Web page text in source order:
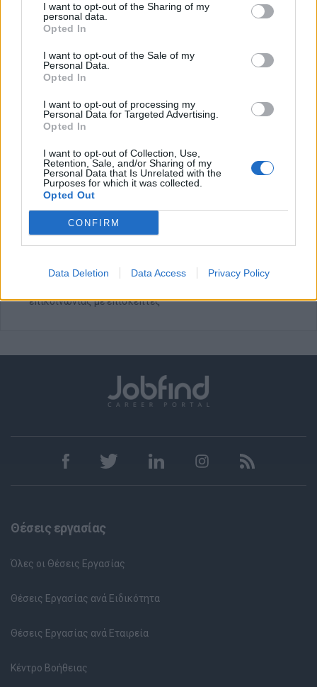
I want to opt-out of the Sharing of my
personal data.
Opted In
I want to opt-out of the Sale of my
Personal Data.
Opted In
I want to opt-out of processing my
Personal Data for Targeted Advertising.
Opted In
I want to opt-out of Collection, Use,
Retention, Sale, and/or Sharing of my
Personal Data that Is Unrelated with the
Purposes for which it was collected.
Opted Out
CONFIRM
Data Deletion Data Access Privacy Policy
Γνώση PMS, channel manager ή βασικών συστημάτων
κρατήσεων
Εμπειρία σε luxury ή small boutique hotels
Γνώση της Ζακύνθου ή εμπειρία σε νησιωτικό προορισμό
Δίπλωμα οδήγησης (θα εκτιμηθεί)
Ανταγωνιστικό πακέτο αποδοχών
Διαμονή κατά την περίοδο απασχόλησης στη Ζάκυνθο
Εκπαίδευση και καθοδήγηση σε περιβάλλον boutique
φιλοξενίας
Οργανωμένο και επαγγελματικό περιβάλλον εργασίας
Προοπτική εξέλιξης και συνέχισης της συνεργασίας online
επικοινωνίας με επισκέπτες
Θέσεις εργασίας
Όλες οι Θέσεις Εργασίας
Θέσεις Εργασίας ανά Ειδικότητα
Θέσεις Εργασίας ανά Εταιρεία
Κέντρο Βοήθειας